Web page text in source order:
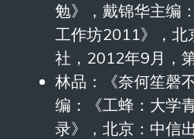
勉》，戴锦华主编
工作坊2011》，北
社，2012年9月，
林品：《奈何笙磬
编：《工蜂：大学
录》，北京：中信